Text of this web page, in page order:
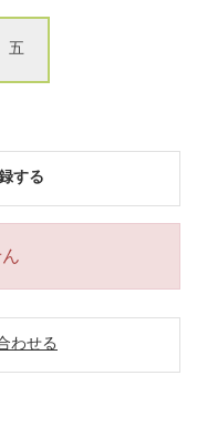
五
する
わせる